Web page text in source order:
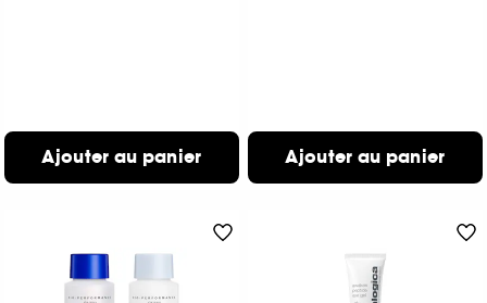
Ajouter au panier Ajouter au panier